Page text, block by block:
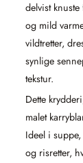
delvist
og mild
vildtretter,
synlige
tekstur.
Dette
malet
Ideel i
og risretter,